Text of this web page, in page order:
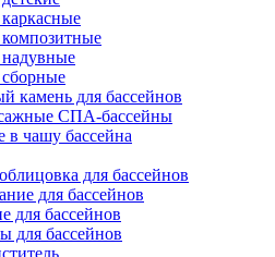
камень для бассейнов
СПА-бассейны
в чашу бассейна
для бассейнов
для бассейнов
для бассейнов
для бассейнов